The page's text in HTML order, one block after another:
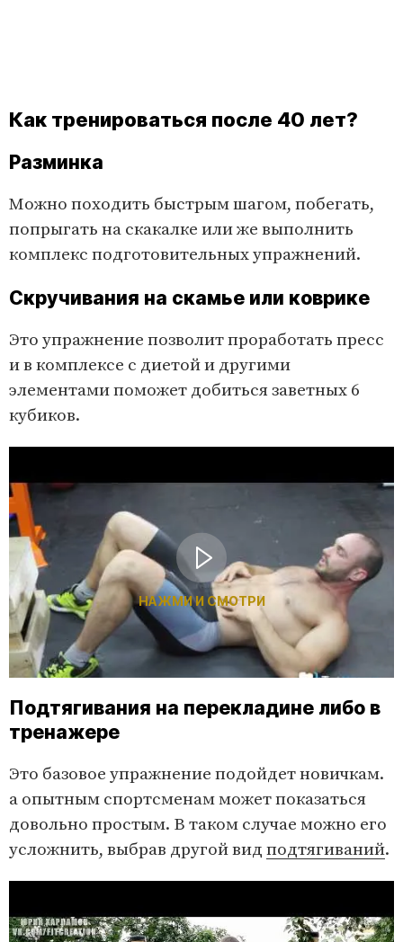
Как тренироваться после 40 лет?
Разминка
Можно походить быстрым шагом, побегать,
попрыгать на скакалке или же выполнить
комплекс подготовительных упражнений.
Скручивания на скамье или коврике
Это упражнение позволит проработать пресс
и в комплексе с диетой и другими
элементами поможет добиться заветных 6
кубиков.
НАЖМИ И СМОТРИ
Подтягивания на перекладине либо в
тренажере
Это базовое упражнение подойдет новичкам.
а опытным спортсменам может показаться
довольно простым. В таком случае можно его
усложнить, выбрав другой вид подтягиваний.